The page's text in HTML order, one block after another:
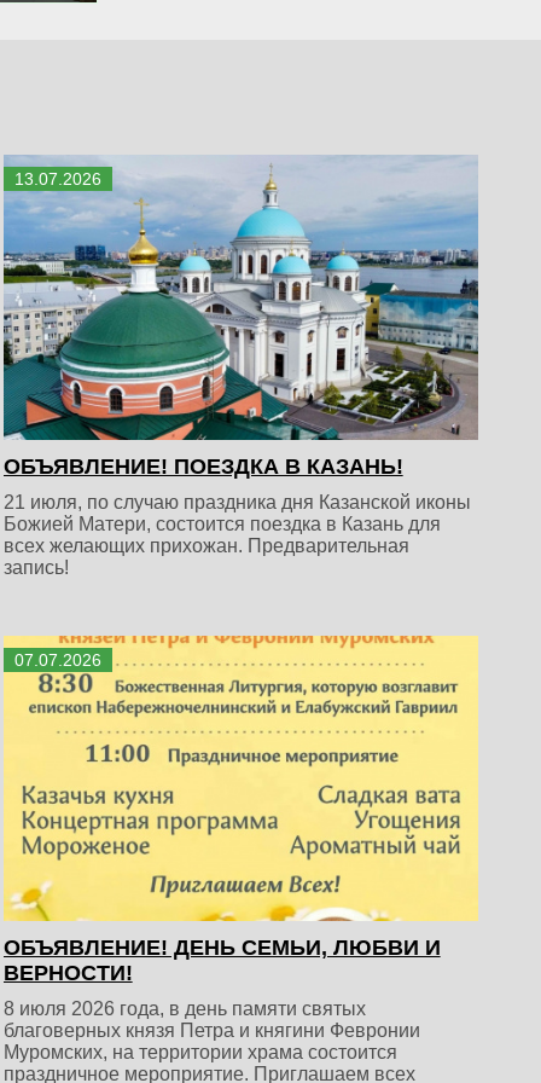
13 07 2026
ОБЪЯВЛЕНИЕ! ПОЕЗДКА В КАЗАНЬ!
21 июля, по случаю праздника дня Казанской иконы
Божией Матери, состоится поездка в Казань для
всех желающих прихожан. Предварительная
запись!
07 07 2026
ОБЪЯВЛЕНИЕ! ДЕНЬ СЕМЬИ, ЛЮБВИ И
ВЕРНОСТИ!
8 июля 2026 года, в день памяти святых
благоверных князя Петра и княгини Февронии
Муромских, на территории храма состоится
праздничное мероприятие. Приглашаем всех